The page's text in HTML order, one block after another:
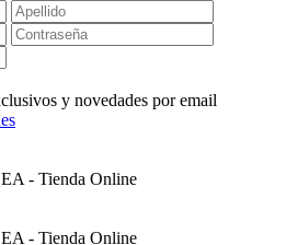
y novedades por email